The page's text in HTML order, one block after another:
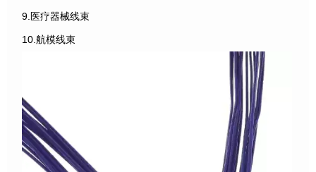
9.医疗器械线束
10.航模线束